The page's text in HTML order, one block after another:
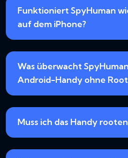
Funktioniert SpyHuman
auf dem iPhone?
Was überwacht
Android-Handy ohne
Muss ich das Handy